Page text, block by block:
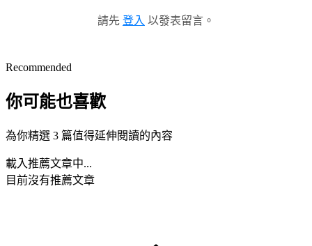
請先 登入 以發表留言。
Recommended
你可能也喜歡
為你精選 3 篇值得延伸閱讀的內容
載入推薦文章中...
目前沒有推薦文章